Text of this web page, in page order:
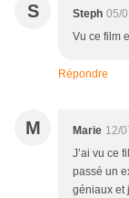
S Steph 05/
Vu ce film
Répondre
M Marie 12/
J’ai vu ce
passé un
géniaux et